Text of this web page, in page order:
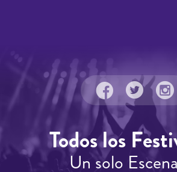
Todos los
Un solo